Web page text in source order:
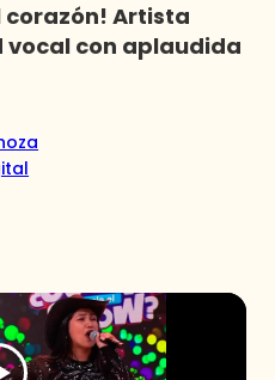
corazón! Artista
con aplaudida